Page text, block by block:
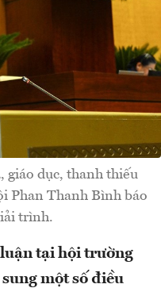
giáo dục, thanh thiếu
Phan Thanh Bình báo
trình.
tại hội trường
một số điều